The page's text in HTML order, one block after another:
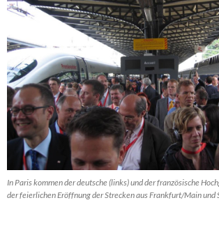
In Paris kommen der deutsche (links) und der französische
der feierlichen Eröffnung der Strecken aus Frankfurt/Main und